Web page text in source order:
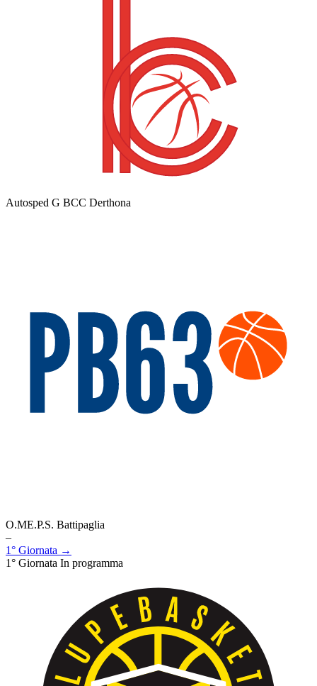
Autosped G BCC Derthona
O.ME.P.S. Battipaglia
–
1° Giornata →
1° Giornata In programma